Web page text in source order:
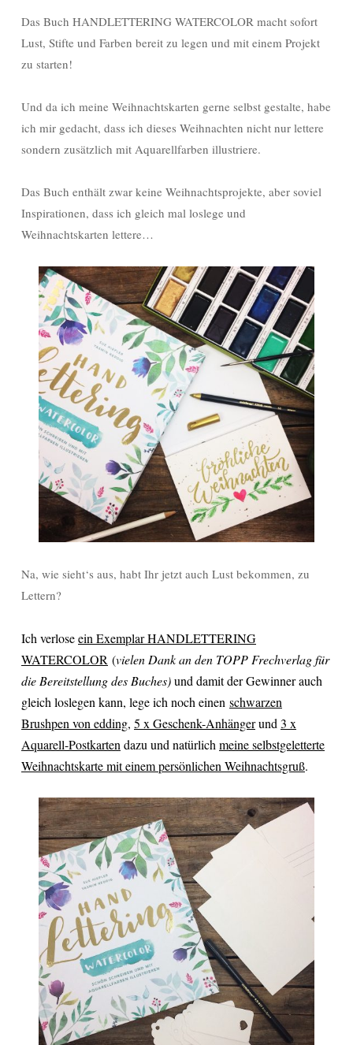
Das Buch HANDLETTERING WATERCOLOR macht sofort
Lust, Stifte und Farben bereit zu legen und mit einem Projekt
zu starten!
Und da ich meine Weihnachtskarten gerne selbst gestalte, habe
ich mir gedacht, dass ich dieses Weihnachten nicht nur lettere
sondern zusätzlich mit Aquarellfarben illustriere.
Das Buch enthält zwar keine Weihnachtsprojekte, aber soviel
Inspirationen, dass ich gleich mal loslege und
Weihnachtskarten lettere…
Na, wie sieht‘s aus, habt Ihr jetzt auch Lust bekommen, zu
Lettern?
Ich verloseein Exemplar HANDLETTERING
WATERCOLOR (vielen Dank an den TOPP Frechverlag für
die Bereitstellung des Buches)und damit der Gewinner auch
gleich loslegen kann, lege ich noch einen schwarzen
Brushpen von edding, 5 x Geschenk-Anhängerund 3 x
Aquarell-Postkarten dazu und natürlich meine selbstgeletterte
Weihnachtskarte mit einem persönlichen Weihnachtsgruß.